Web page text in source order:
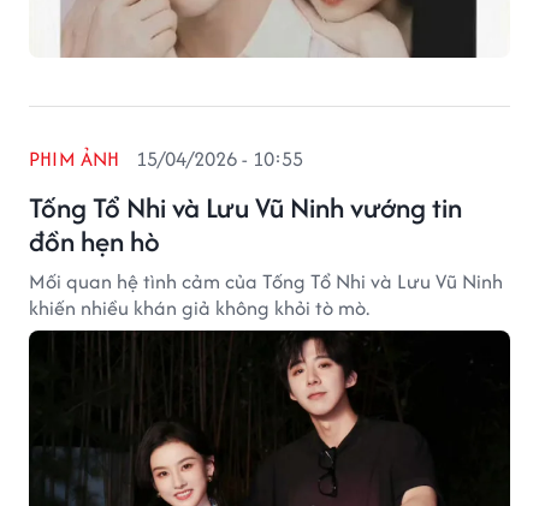
Tống Tổ Nhi và Lưu Vũ Ninh vướng tin
đồn hẹn hò
PHIM ẢNH 15/04/2026 - 10:55
Mối quan hệ tình cảm của Tống Tổ Nhi và Lưu Vũ Ninh
khiến nhiều khán giả không khỏi tò mò.